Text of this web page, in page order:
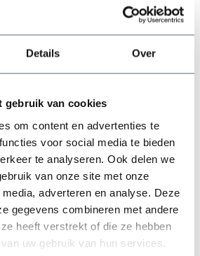
Details Over
gebruik van cookies
om content en advertenties te
voor social media te bieden
te analyseren. Ook delen we
van onze site met onze
adverteren en analyse. Deze
gegevens combineren met andere
heeft verstrekt of die ze hebben
uw gebruik van hun services.
volle
1 tot 6 mm
coil van 2 tot 15 ton